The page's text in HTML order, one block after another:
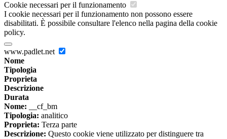
Cookie necessari per il funzionamento
I cookie necessari per il funzionamento non possono essere
disabilitati. È possibile consultare l'elenco nella pagina della cookie
policy.
www.padlet.net
Nome
Tipologia
Proprieta
Descrizione
Durata
Nome: __cf_bm
Tipologia: analitico
Proprieta: Terza parte
Descrizione: Questo cookie viene utilizzato per distinguere tra